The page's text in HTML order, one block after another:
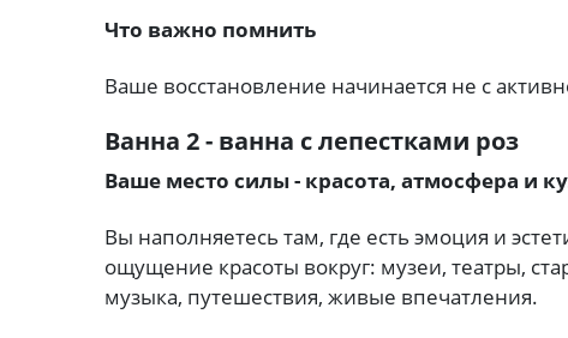
Что важно помнить
Ваше восстановление начинается не с
Ванна 2 - ванна с лепестками роз
Ваше место силы - красота, атмосфера и
Вы наполняетесь там, где есть эмоция и
ощущение красоты вокруг: музеи, театры,
музыка, путешествия, живые впечатления.